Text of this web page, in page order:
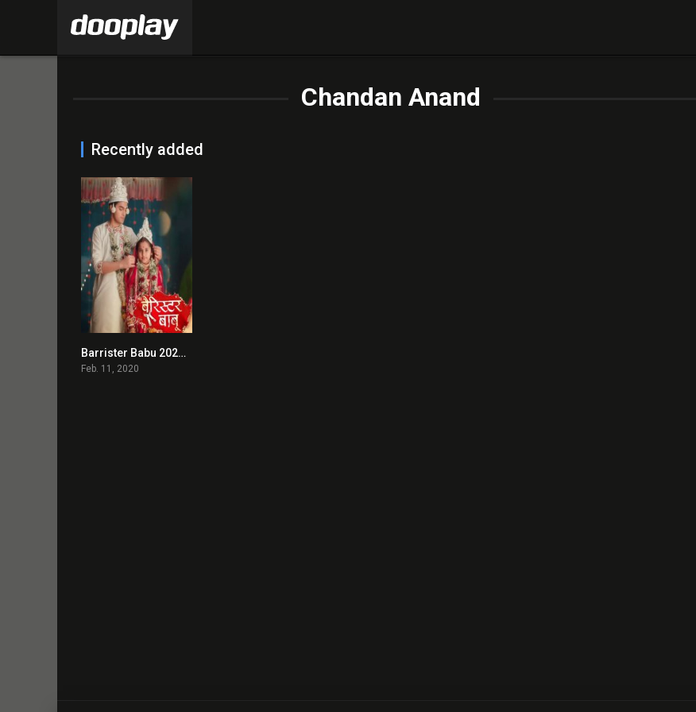
Chandan Anand
Recently added
0
Barrister Babu 2020 en Streaming HD Gratuit !
Feb. 11, 2020